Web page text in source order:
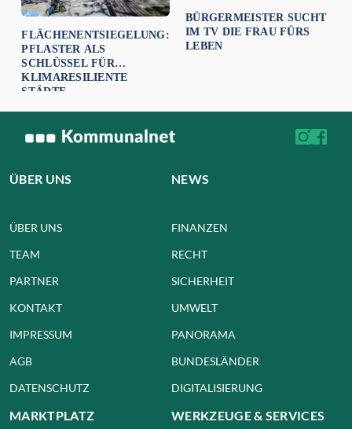
FLÄCHENENTSIEGELUNG:
PFLASTER ALS
SCHLÜSSEL FÜR
KLIMARESILIENTE
STÄDTE
BÜRGERMEISTER SUCHT
IM TV DIE FRAU FÜRS
LEBEN
ÜBER UNS
ÜBER UNS
TEAM
PARTNER
KONTAKT
IMPRESSUM
AGB
DATENSCHUTZ
NEWS
FINANZEN
RECHT
SICHERHEIT
UMWELT
PANORAMA
BUNDESLÄNDER
DIGITALISIERUNG
MARKTPLATZ WERKZEUGE & SERVICES